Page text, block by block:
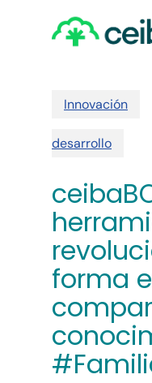
Innovación
desarrollo
forma